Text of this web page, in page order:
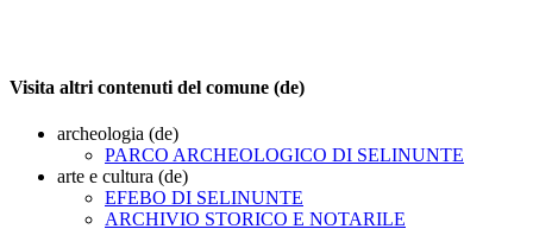
Visita altri contenuti del comune (de)
archeologia (de)
PARCO ARCHEOLOGICO DI SELINUNTE
arte e cultura (de)
EFEBO DI SELINUNTE
ARCHIVIO STORICO E NOTARILE